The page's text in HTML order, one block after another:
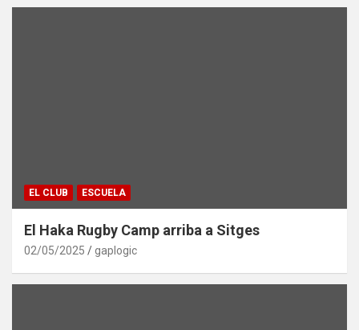
EL CLUB ESCUELA
El Haka Rugby Camp arriba a Sitges
02/05/2025 gaplogic